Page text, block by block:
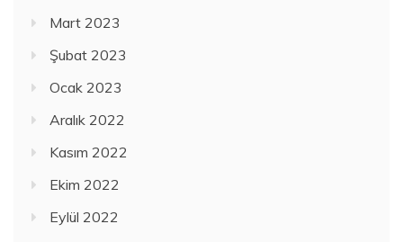
Mart 2023
Şubat 2023
Ocak 2023
Aralık 2022
Kasım 2022
Ekim 2022
Eylül 2022